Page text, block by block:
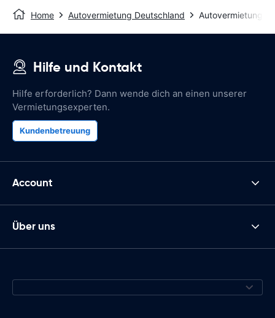
Home Autovermietung Deutschland Autovermietung
Hilfe und Kontakt
Hilfe erforderlich? Dann wende dich an einen unserer
Vermietungsexperten.
Kundenbetreuung
Account
Über uns